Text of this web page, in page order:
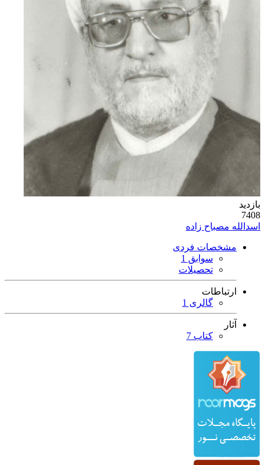
بازدید
7408
اسدالله مصباح زاده
مشخصات فردی
سوابق 1
تحصیلات
ارتباطات
گالری 1
آثار
کتاب 7